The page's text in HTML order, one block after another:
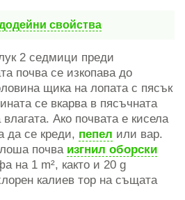
свойства
2 седмици преди
почва се изкопава до
щика на лопата с пясък
се вкарва в пясъчната
Ако почвата е кисела
да се креди, пепел или вар.
почва изгнил оборски
на 1 m², както и 20 g
калиев тор на същата